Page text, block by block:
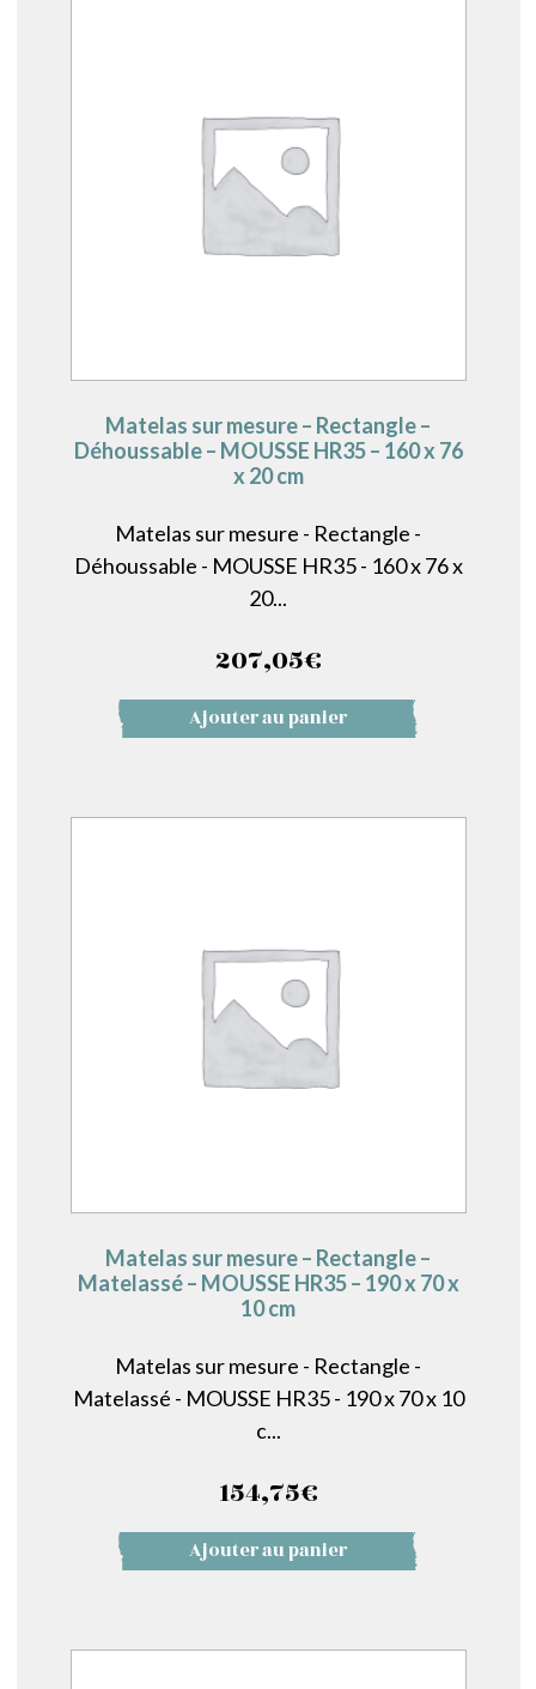
Matelas sur mesure – Rectangle –
Déhoussable – MOUSSE HR35 – 160 x 76
x 20 cm
Matelas sur mesure - Rectangle -
Déhoussable - MOUSSE HR35 - 160 x 76 x
20...
207,05€
Ajouter au panier
Matelas sur mesure – Rectangle –
Matelassé – MOUSSE HR35 – 190 x 70 x
10 cm
Matelas sur mesure - Rectangle -
Matelassé - MOUSSE HR35 - 190 x 70 x 10
c...
154,75€
Ajouter au panier